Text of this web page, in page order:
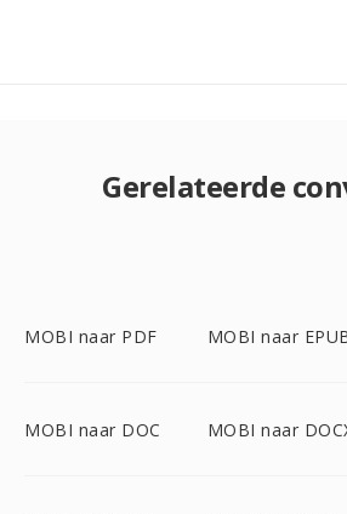
Gerelateerde
MOBI naar PDF MOBI naar
MOBI naar DOC MOBI naar